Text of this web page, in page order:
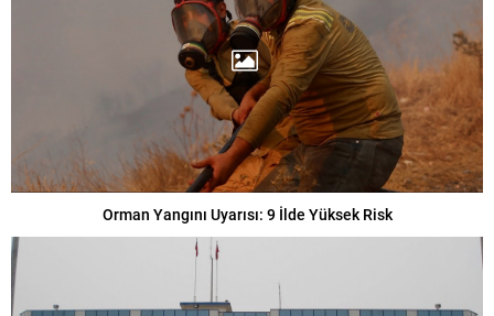
Orman Yangını Uyarısı: 9 İlde Yüksek Risk